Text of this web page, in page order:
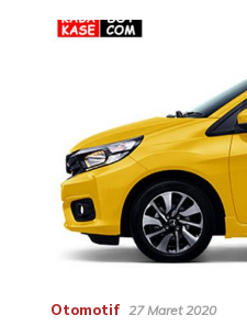
Otomotif 27 Maret 2020